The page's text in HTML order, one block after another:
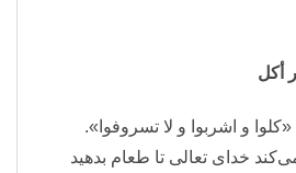
أکل
و اشربوا و لا تسروفوا».
خدای تعالی تا طعام بدهید